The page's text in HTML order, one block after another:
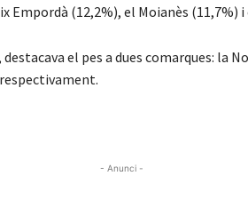
Empordà (12,2%), el Moianès (11,7%)
el pes a dues comarques: la
- Anunci -